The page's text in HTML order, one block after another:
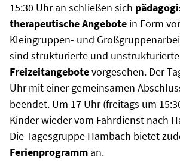
15:30 Uhr an schließen sich
therapeutische Angebote in Form
Kleingruppen- und
sind strukturierte und unstrukturierte
Freizeitangebotevorgesehen. Der
Uhr mit einer gemeinsamen
beendet. Um 17 Uhr (freitags um
Kinder wieder vom Fahrdienst nach
Die Tagesgruppe Hambach bietet
Ferienprogramm an.